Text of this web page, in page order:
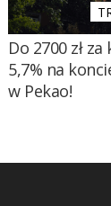
Do 2700 zł
5,7% na
w Pekao!